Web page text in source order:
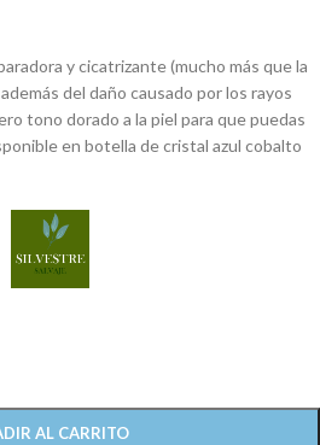
y cicatrizante (mucho más que la
del daño causado por los rayos
tono dorado a la piel para que puedas
en botella de cristal azul cobalto
AL CARRITO